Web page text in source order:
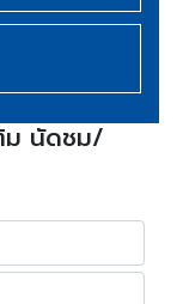
ม นัดชม/